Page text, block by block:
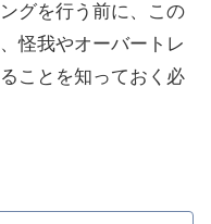
グを行う前に、この
怪我やオーバートレ
ことを知っておく必